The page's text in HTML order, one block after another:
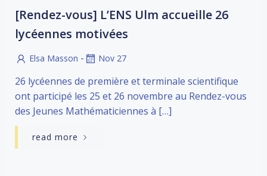
[Rendez-vous] L’ENS Ulm accueille 26
lycéennes motivées
Elsa Masson - Nov 27
26 lycéennes de première et terminale scientifique
ont participé les 25 et 26 novembre au Rendez-vous
des Jeunes Mathématiciennes à […]
read more